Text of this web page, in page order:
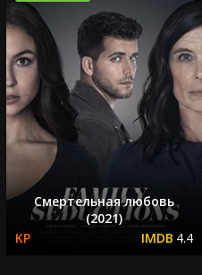
Смертельная любовь
(2021)
4.4